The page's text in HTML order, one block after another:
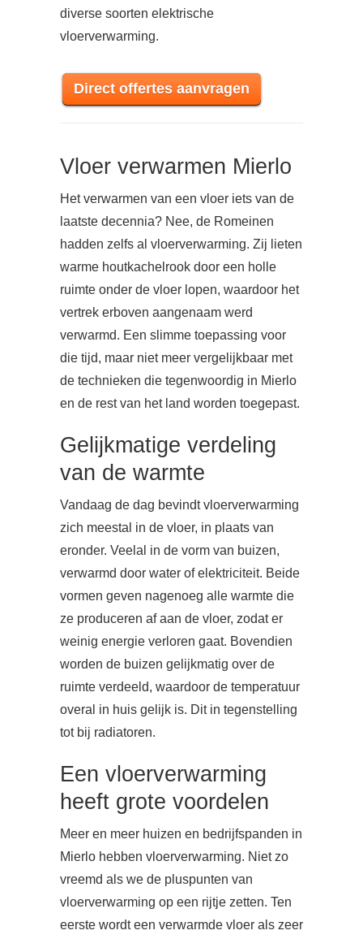
diverse soorten elektrische
vloerverwarming.
Direct offertes aanvragen
Vloer verwarmen Mierlo
Het verwarmen van een vloer iets van de
laatste decennia? Nee, de Romeinen
hadden zelfs al vloerverwarming. Zij lieten
warme houtkachelrook door een holle
ruimte onder de vloer lopen, waardoor het
vertrek erboven aangenaam werd
verwarmd. Een slimme toepassing voor
die tijd, maar niet meer vergelijkbaar met
de technieken die tegenwoordig in Mierlo
en de rest van het land worden toegepast.
Gelijkmatige verdeling
van de warmte
Vandaag de dag bevindt vloerverwarming
zich meestal in de vloer, in plaats van
eronder. Veelal in de vorm van buizen,
verwarmd door water of elektriciteit. Beide
vormen geven nagenoeg alle warmte die
ze produceren af aan de vloer, zodat er
weinig energie verloren gaat. Bovendien
worden de buizen gelijkmatig over de
ruimte verdeeld, waardoor de temperatuur
overal in huis gelijk is. Dit in tegenstelling
tot bij radiatoren.
Een vloerverwarming
heeft grote voordelen
Meer en meer huizen en bedrijfspanden in
Mierlo hebben vloerverwarming. Niet zo
vreemd als we de pluspunten van
vloerverwarming op een rijtje zetten. Ten
eerste wordt een verwarmde vloer als zeer